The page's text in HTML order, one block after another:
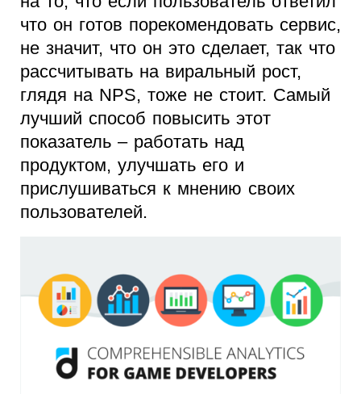
что он готов порекомендовать сервис,
не значит, что он это сделает, так что
рассчитывать на виральный рост,
глядя на NPS, тоже не стоит. Самый
лучший способ повысить этот
показатель – работать над
продуктом, улучшать его и
прислушиваться к мнению своих
пользователей.